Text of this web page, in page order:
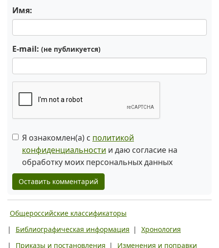
Имя:
E-mail: (не публикуется)
Я ознакомлен(а) с политикой
конфиденциальности и даю согласие на
обработку моих персональных данных
Оставить комментарий
Общероссийские классификаторы
|
Библиографическая информация |
Хронология
|
Приказы и постановления | Изменения и поправки